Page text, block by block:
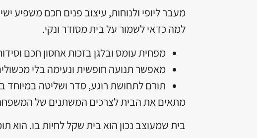
מעבר ליופי ולנוחות, עיצוב פנים חכם משפיע
למה כדאי לשמור על בית מסודר ונקי.
מפחית עומס ובלגן בזכות אחסון חכם וסידור
מאפשר תנועה חופשית ונעימה בלי
תורם לתחושת רוגע, סדר ושליטה במיוחד
מתאים את הבית לצרכים המשתנים של המשפחה
בית שמעוצב נכון הוא בית שקל לחיות בו. הוא